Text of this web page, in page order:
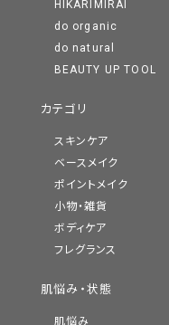
HIKARIMIRAI
do organic
do natural
BEAUTY UP TOOL
カテゴリ
スキンケア
ベースメイク
ポイントメイク
小物・雑貨
ボディケア
フレグランス
肌悩み・状態
肌悩み